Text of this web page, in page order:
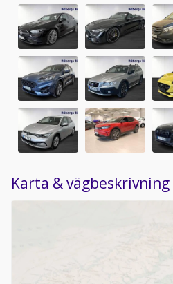
Karta & vägbeskrivning